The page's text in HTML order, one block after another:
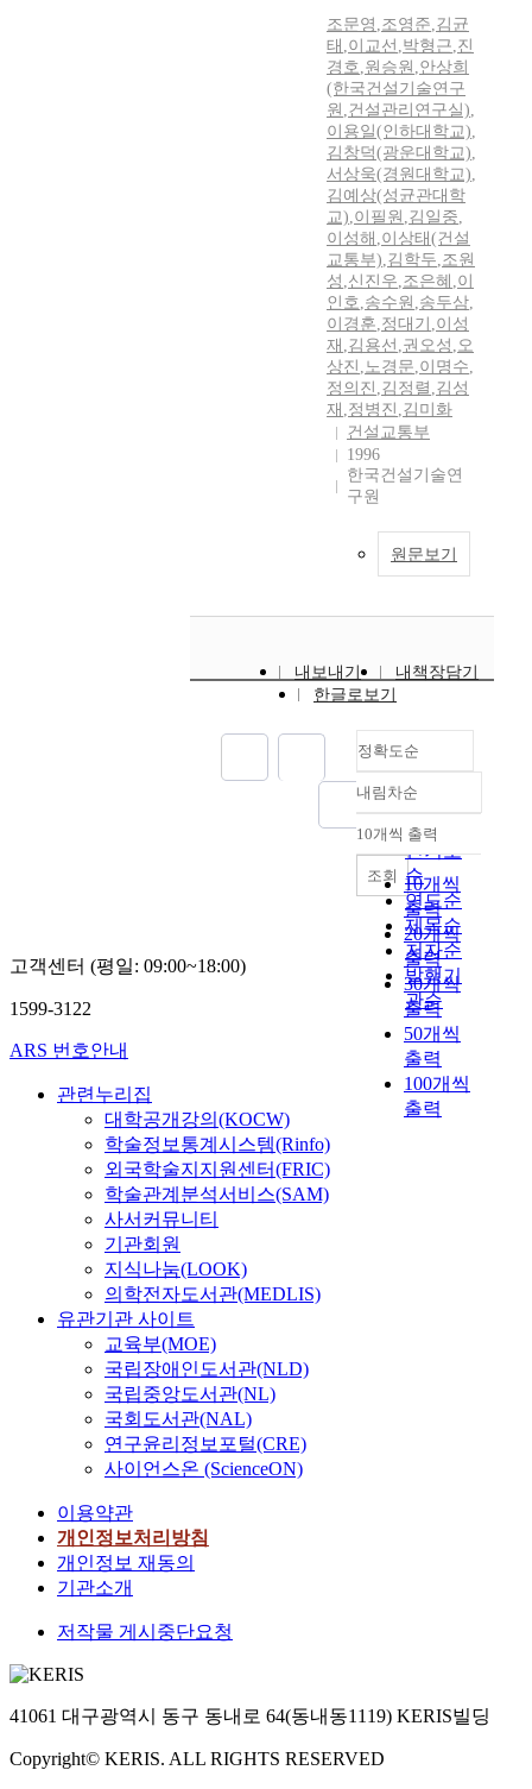
조문영 ,조영준,김균
태 ,이교선 ,박형근,진
경호,원승원 ,안상희
(한국건설기술연구
원 ,건설관리연구실),
이용일(인하대학교),
김창덕(광운대학교),
서상욱(경원대학교),
김예상(성균관대학
교),이필원 ,김일중,
이성해 ,이상태(건설
교통부),김학두,조원
성 ,신진우,조은혜 ,이
인호,송수원 ,송두삼,
이경훈,정대기 ,이성
재 ,김용선 ,권오성 ,오
상진 ,노경문,이명수,
정의진 ,김정렬 ,김성
재 ,정병진 ,김미화
건설교통부
1996
한국건설기술연
구원
원문보기
내보내기
내책장담기
한글로보기
정확도순
정확도
순
인기도
순
연도순
제목순
저자순
발행기
관순
내림차순
내림차순
10개씩 출력
10개씩
출력
20개씩
출력
30개씩
출력
50개씩
출력
100개씩
출력
조회
고객센터 (평일: 09:00~18:00)
1599-3122
ARS 번호안내
관련누리집
대학공개강의(KOCW)
학술정보통계시스템(Rinfo)
외국학술지지원센터(FRIC)
학술관계분석서비스(SAM)
사서커뮤니티
기관회원
지식나눔(LOOK)
의학전자도서관(MEDLIS)
유관기관 사이트
교육부(MOE)
국립장애인도서관(NLD)
국립중앙도서관(NL)
국회도서관(NAL)
연구윤리정보포털(CRE)
사이언스온 (ScienceON)
이용약관
개인정보처리방침
개인정보 재동의
기관소개
저작물 게시중단요청
41061 대구광역시 동구 동내로 64(동내동1119) KERIS빌딩
Copyright© KERIS. ALL RIGHTS RESERVED